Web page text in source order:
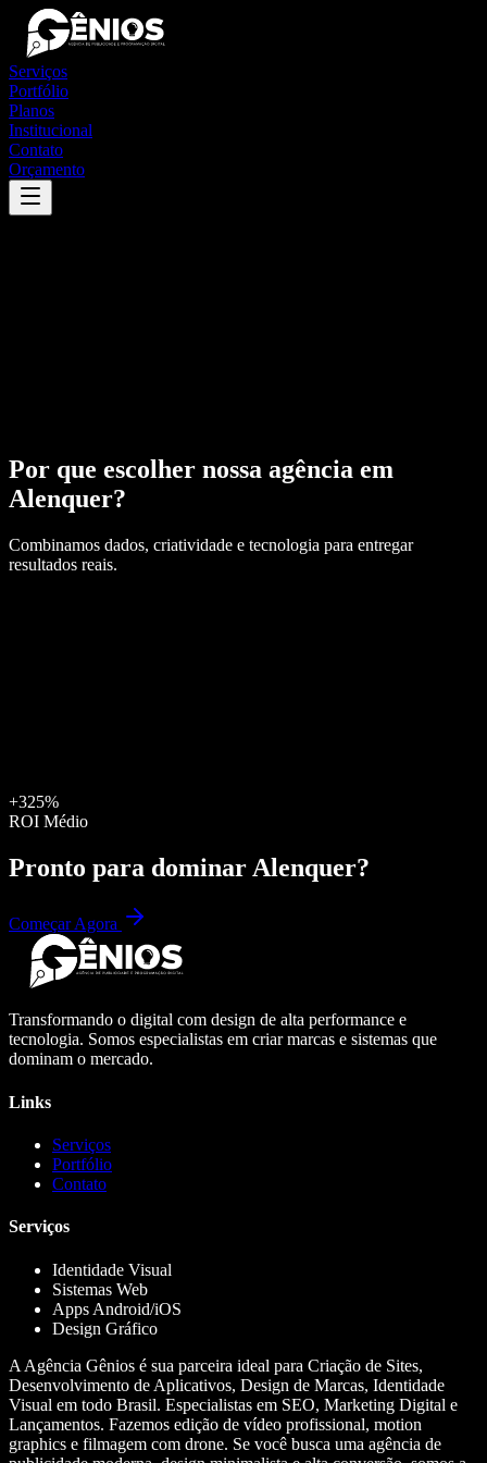
Serviços
Portfólio
Planos
Institucional
Contato
Orçamento
Por que escolher nossa agência em
Alenquer?
Combinamos dados, criatividade e tecnologia para entregar
resultados reais.
+325%
ROI Médio
Pronto para dominar Alenquer?
Começar Agora
Transformando o digital com design de alta performance e
tecnologia. Somos especialistas em criar marcas e sistemas que
dominam o mercado.
Links
Serviços
Portfólio
Contato
Serviços
Identidade Visual
Sistemas Web
Apps Android/iOS
Design Gráfico
A Agência Gênios é sua parceira ideal para Criação de Sites,
Desenvolvimento de Aplicativos, Design de Marcas, Identidade
Visual em todo Brasil. Especialistas em SEO, Marketing Digital e
Lançamentos. Fazemos edição de vídeo profissional, motion
graphics e filmagem com drone. Se você busca uma agência de